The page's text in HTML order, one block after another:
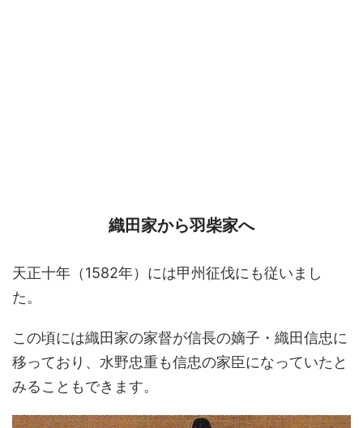
織田家から羽柴家へ
天正十年（1582年）には甲州征伐にも従いまし
た。
この頃には織田家の家督が信長の嫡子・織田信忠に
移っており、水野忠重も信忠の家臣になっていたと
みることもできます。